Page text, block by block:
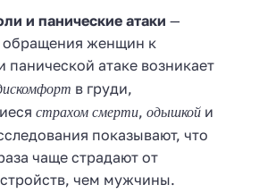
и панические атаки —
обращения женщин к
панической атаке возникает
в груди,
страхом смерти, одышкой и
показывают, что
чаще страдают от
чем мужчины.